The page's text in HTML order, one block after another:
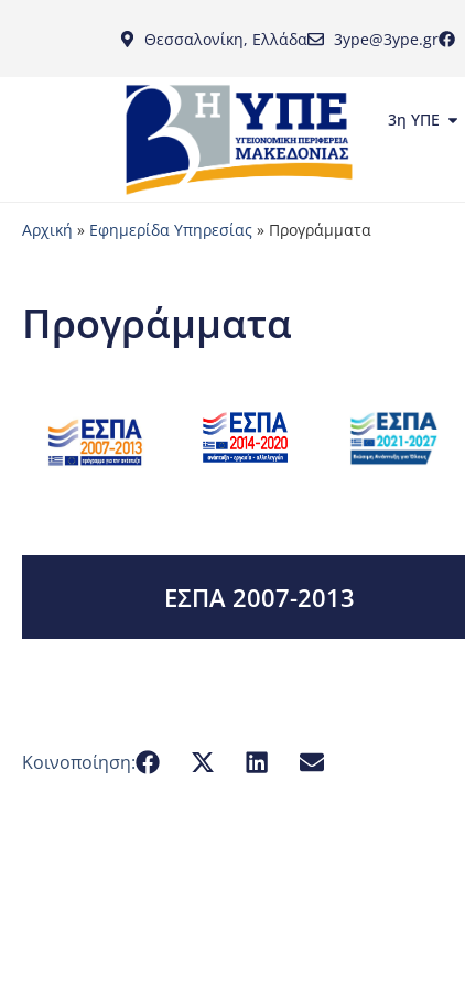
Θεσσαλονίκη, Ελλάδα 3ype@3ype.gr
3η ΥΠΕ
Αρχική » Εφημερίδα Υπηρεσίας » Προγράμματα
Προγράμματα
ΕΣΠΑ 2007-2013
Κοινοποίηση: